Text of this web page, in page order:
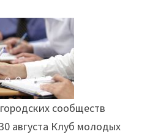
сообществ
августа Клуб молодых